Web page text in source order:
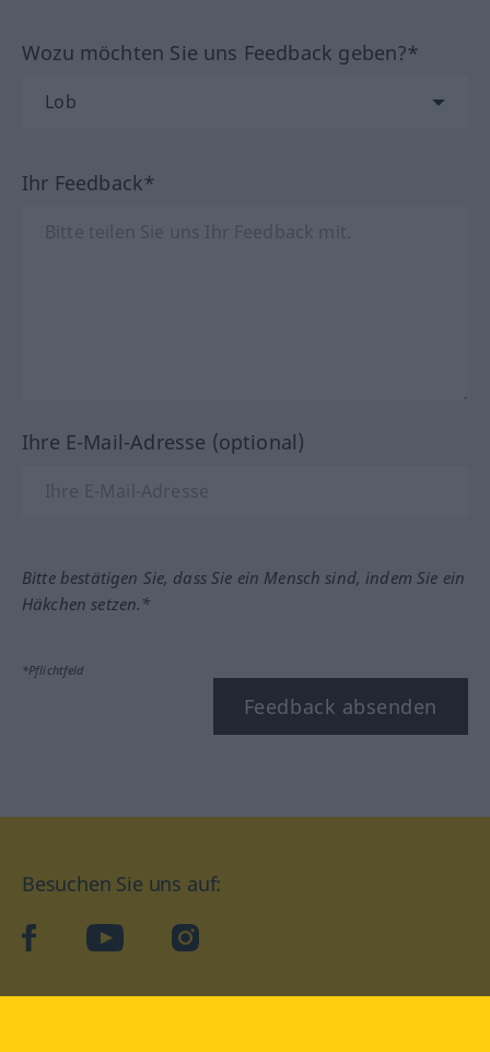
Wozu möchten Sie uns Feedback geben?*
Ihr Feedback*
Ihre E-Mail-Adresse (optional)
Bitte bestätigen Sie, dass Sie ein Mensch sind, indem Sie ein
Häkchen setzen.*
*Pflichtfeld
Feedback absenden
Besuchen Sie uns auf:
facebookYouTube Instagram